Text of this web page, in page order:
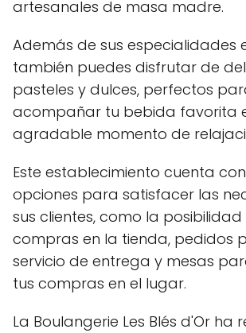
artesanales de masa madre.
Además de sus especialidades
también puedes disfrutar de
pasteles y dulces, perfectos
acompañar tu bebida favorita
agradable momento de
Este establecimiento cuenta
opciones para satisfacer las
sus clientes, como la
compras en la tienda, pedidos
servicio de entrega y mesas
tus compras en el lugar.
La Boulangerie Les Blés d'Or ha